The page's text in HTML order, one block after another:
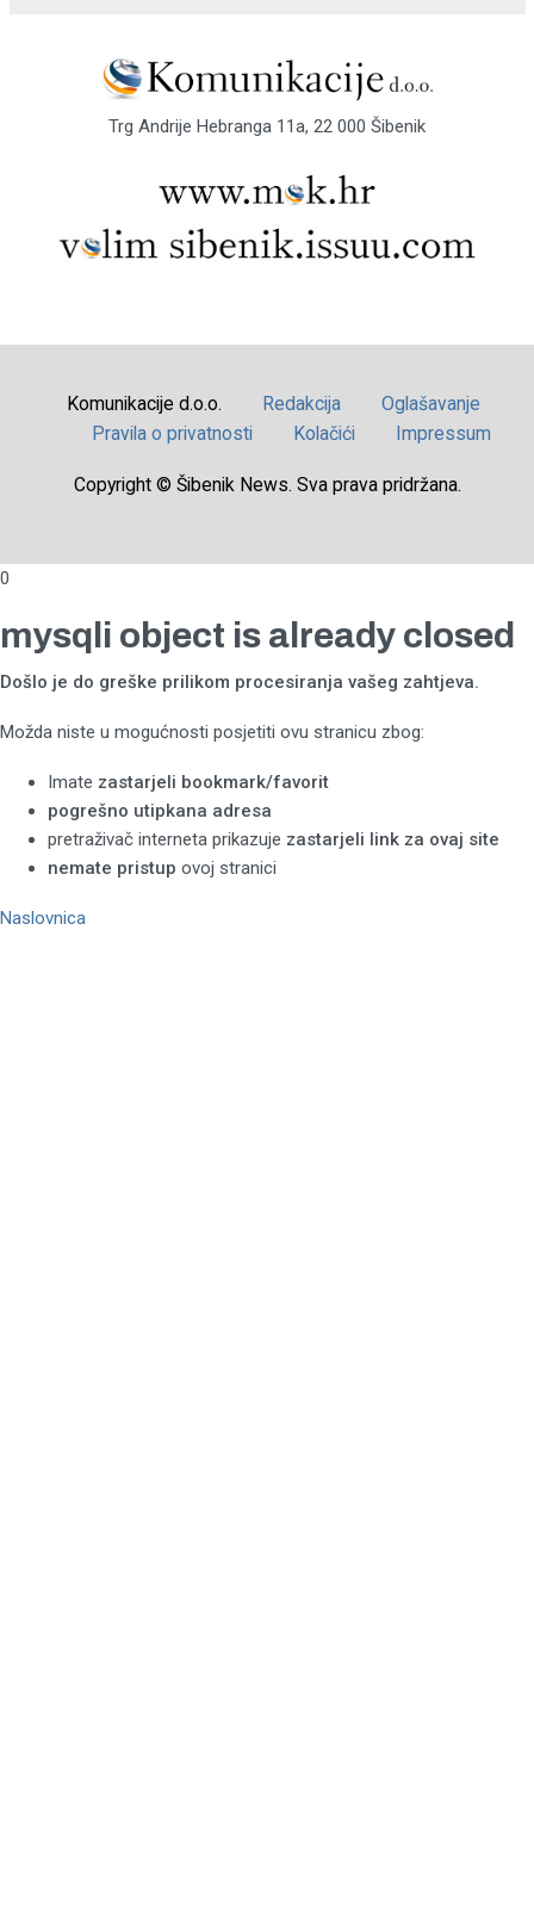
Trg Andrije Hebranga 11a, 22 000 Šibenik
Komunikacije d.o.o. Redakcija
Oglašavanje
Pravila o privatnosti
Kolačići Impressum
Copyright © Šibenik News. Sva prava pridržana.
0
mysqli object is already closed
Došlo je do greške prilikom procesiranja vašeg zahtjeva.
Možda niste u mogućnosti posjetiti ovu stranicu zbog:
Imate zastarjeli bookmark/favorit
pogrešno utipkana adresa
pretraživač interneta prikazuje zastarjeli link za ovaj site
nemate pristup ovoj stranici
Naslovnica